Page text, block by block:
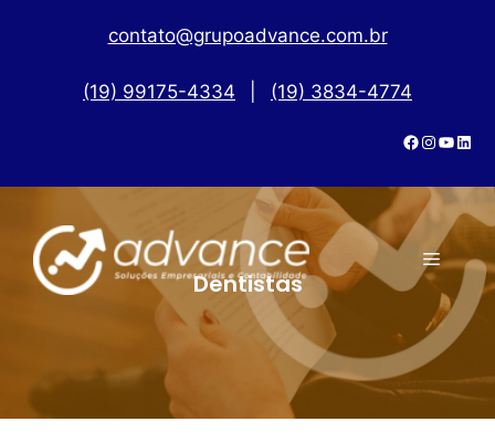
contato@grupoadvance.com.br
(19) 99175-4334 (19) 3834-4774
Dentistas